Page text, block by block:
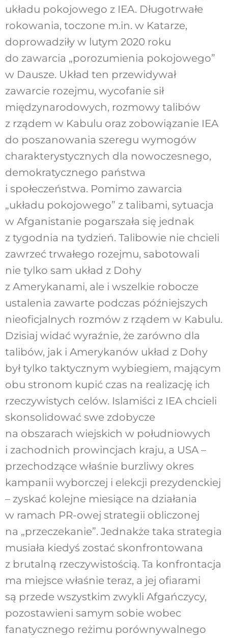
układu pokojowego z IEA. Długotrwałe
rokowania, toczone m.in. w Katarze,
doprowadziły w lutym 2020 roku
do zawarcia „porozumienia pokojowego”
w Dausze. Układ ten przewidywał
zawarcie rozejmu, wycofanie sił
międzynarodowych, rozmowy talibów
z rządem w Kabulu oraz zobowiązanie IEA
do poszanowania szeregu wymogów
charakterystycznych dla nowoczesnego,
demokratycznego państwa
i społeczeństwa. Pomimo zawarcia
„układu pokojowego” z talibami, sytuacja
w Afganistanie pogarszała się jednak
z tygodnia na tydzień. Talibowie nie chcieli
zawrzeć trwałego rozejmu, sabotowali
nie tylko sam układ z Dohy
z Amerykanami, ale i wszelkie robocze
ustalenia zawarte podczas późniejszych
nieoficjalnych rozmów z rządem w Kabulu.
Dzisiaj widać wyraźnie, że zarówno dla
talibów, jak i Amerykanów układ z Dohy
był tylko taktycznym wybiegiem, mającym
obu stronom kupić czas na realizację ich
rzeczywistych celów. Islamiści z IEA chcieli
skonsolidować swe zdobycze
na obszarach wiejskich w południowych
i zachodnich prowincjach kraju, a USA –
przechodzące właśnie burzliwy okres
kampanii wyborczej i elekcji prezydenckiej
– zyskać kolejne miesiące na działania
w ramach PR-owej strategii obliczonej
na „przeczekanie”. Jednakże taka strategia
musiała kiedyś zostać skonfrontowana
z brutalną rzeczywistością. Ta konfrontacja
ma miejsce właśnie teraz, a jej ofiarami
są przede wszystkim zwykli Afgańczycy,
pozostawieni samym sobie wobec
fanatycznego reżimu porównywalnego